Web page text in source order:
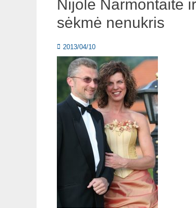
Nijolė Narmontaitė
sėkmė nenukris
Posted
on
2013/04/10